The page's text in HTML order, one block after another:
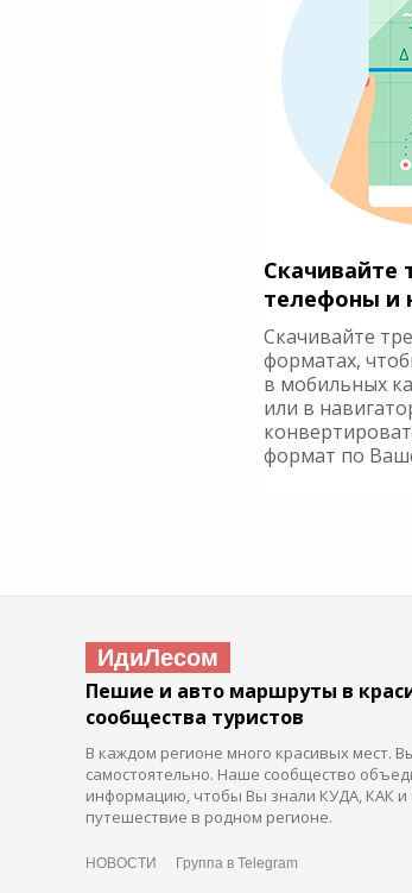
Скачивайте
телефоны и
Скачивайте
форматах,
в мобильных
или в
формат по
ИдиЛесом
Пешие и авто маршруты в
сообщества туристов
В каждом регионе много красивых мест.
самостоятельно. Наше сообщество
информацию, чтобы Вы знали КУДА, КАК и
путешествие в родном регионе.
НОВОСТИ Группа в Telegram